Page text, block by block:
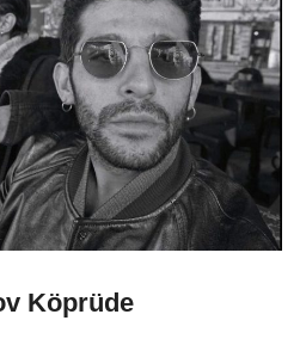
Köprüde